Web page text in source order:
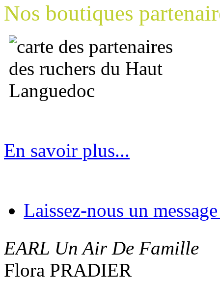
Nos boutiques
En savoir plus...
Laissez-nous un
EARL Un Air De Famille
Flora PRADIER